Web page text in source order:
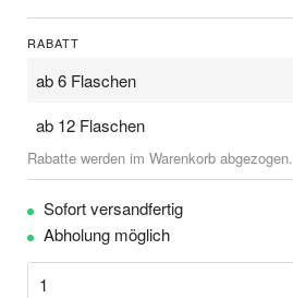
RABATT
ab6 Flaschen
ab 12 Flaschen
Rabatte werden im Warenkorb abgezogen.
Sofort versandfertig
Abholung möglich